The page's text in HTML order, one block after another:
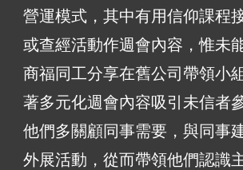
營運模式，其中有用信仰課程
或查經活動作週會內容，惟未
商福同工分享在舊公司帶領小
著多元化週會內容吸引未信者
他們多關顧同事需要，與同事
外展活動，從而帶領他們認識主